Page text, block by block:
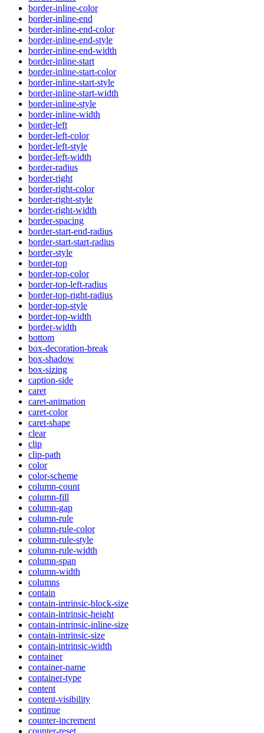
border-inline-color
border-inline-end
border-inline-end-color
border-inline-end-style
border-inline-end-width
border-inline-start
border-inline-start-color
border-inline-start-style
border-inline-start-width
border-inline-style
border-inline-width
border-left
border-left-color
border-left-style
border-left-width
border-radius
border-right
border-right-color
border-right-style
border-right-width
border-spacing
border-start-end-radius
border-start-start-radius
border-style
border-top
border-top-color
border-top-left-radius
border-top-right-radius
border-top-style
border-top-width
border-width
bottom
box-decoration-break
box-shadow
box-sizing
caption-side
caret
caret-animation
caret-color
caret-shape
clear
clip
clip-path
color
color-scheme
column-count
column-fill
column-gap
column-rule
column-rule-color
column-rule-style
column-rule-width
column-span
column-width
columns
contain
contain-intrinsic-block-size
contain-intrinsic-height
contain-intrinsic-inline-size
contain-intrinsic-size
contain-intrinsic-width
container
container-name
container-type
content
content-visibility
continue
counter-increment
counter-reset